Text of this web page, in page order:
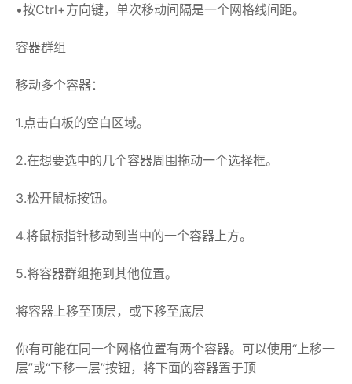
•按Ctrl+方向键，单次移动间隔是一个网格线间距。
容器群组
移动多个容器：
1.点击白板的空白区域。
2.在想要选中的几个容器周围拖动一个选择框。
3.松开鼠标按钮。
4.将鼠标指针移动到当中的一个容器上方。
5.将容器群组拖到其他位置。
将容器上移至顶层，或下移至底层
你有可能在同一个网格位置有两个容器。可以使用“上移一
层”或“下移一层”按钮，将下面的容器置于顶